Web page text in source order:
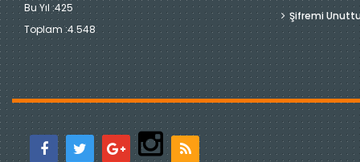
Bu Yıl :425
Toplam :4.548
Şifremi